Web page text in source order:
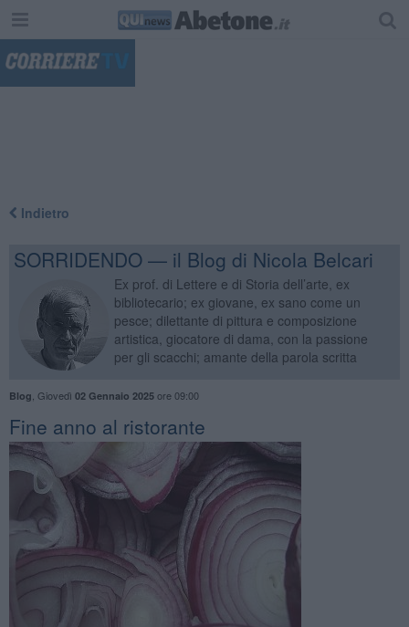
Indietro
SORRIDENDO — il Blog di Nicola Belcari
Ex prof. di Lettere e di Storia dell’arte, ex
bibliotecario; ex giovane, ex sano come un
pesce; dilettante di pittura e composizione
artistica, giocatore di dama, con la passione
per gli scacchi; amante della parola scritta
Blog Giovedì 02 Gennaio 2025ore 09:00
Fine anno al ristorante